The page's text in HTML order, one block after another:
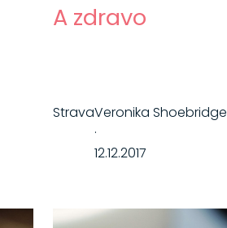
A zdravo
StravaVeronika Shoebridge
·
12.12.2017